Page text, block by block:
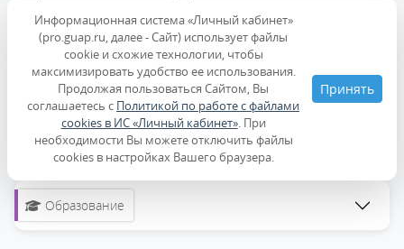
Образование и квалификация
Индивидуальные достижения
Публикации
Дисциплины
Образование
Информационная система «Личный кабинет»
(pro.guap.ru, далее - Сайт) использует файлы
cookie и схожие технологии, чтобы
максимизировать удобство ее использования.
Продолжая пользоваться Сайтом, Вы
соглашаетесь с Политикой по работе с файлами
cookies в ИС «Личный кабинет». При
необходимости Вы можете отключить файлы
cookies в настройках Вашего браузера.
Принять